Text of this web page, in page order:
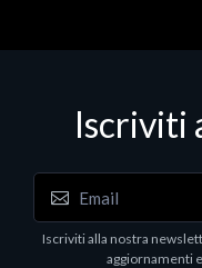
Software - Office
MS OFFICE H&S
Iscriviti
Iscriviti alla nostra
aggiornamenti